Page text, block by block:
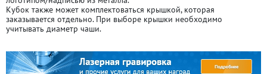
Кубок также может комплектоваться крышкой, которая
заказывается отдельно. При выборе крышки необходимо
учитывать диаметр чаши.